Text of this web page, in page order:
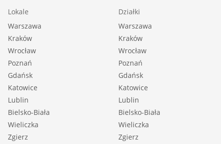
Lokale
Warszawa
Kraków
Wrocław
Poznań
Gdańsk
Katowice
Lublin
Bielsko-Biała
Wieliczka
Zgierz
Działki
Warszawa
Kraków
Wrocław
Poznań
Gdańsk
Katowice
Lublin
Bielsko-Biała
Wieliczka
Zgierz